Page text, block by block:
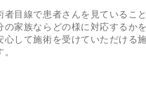
者目線で患者さんを見ているこ
の家族ならどの様に対応するか
心して施術を受けていただける